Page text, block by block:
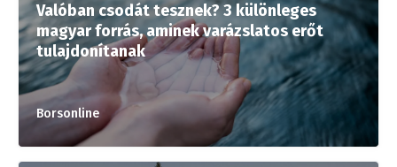
Valóban csodát tesznek? 3 különleges
magyar forrás, aminek varázslatos erőt
tulajdonítanak
Borsonline